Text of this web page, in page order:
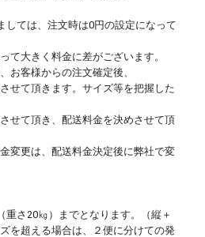
しては、注文時は0円の設定になって
て大きく料金に差がございます。
お客様からの注文確定後、
せて頂きます。サイズ等を把握した
せて頂き、配送料金を決めさせて頂
変更は、配送料金決定後に弊社で変
さ20㎏）までとなります。（縦＋
を超える場合は、２便に分けての発